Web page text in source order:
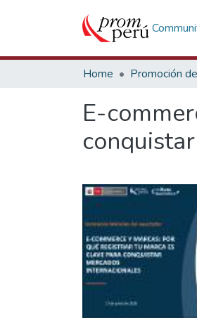
Home
E-